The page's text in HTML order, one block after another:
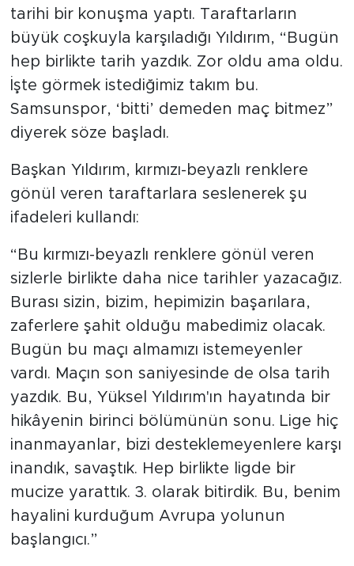
tarihi bir konuşma yaptı. Taraftarların
büyük coşkuyla karşıladığı Yıldırım, “Bugün
hep birlikte tarih yazdık. Zor oldu ama oldu.
İşte görmek istediğimiz takım bu.
Samsunspor, ‘bitti’ demeden maç bitmez”
diyerek söze başladı.
Başkan Yıldırım, kırmızı-beyazlı renklere
gönül veren taraftarlara seslenerek şu
ifadeleri kullandı:
“Bu kırmızı-beyazlı renklere gönül veren
sizlerle birlikte daha nice tarihler yazacağız.
Burası sizin, bizim, hepimizin başarılara,
zaferlere şahit olduğu mabedimiz olacak.
Bugün bu maçı almamızı istemeyenler
vardı. Maçın son saniyesinde de olsa tarih
yazdık. Bu, Yüksel Yıldırım'ın hayatında bir
hikâyenin birinci bölümünün sonu. Lige hiç
inanmayanlar, bizi desteklemeyenlere karşı
inandık, savaştık. Hep birlikte ligde bir
mucize yarattık. 3. olarak bitirdik. Bu, benim
hayalini kurduğum Avrupa yolunun
başlangıcı.”